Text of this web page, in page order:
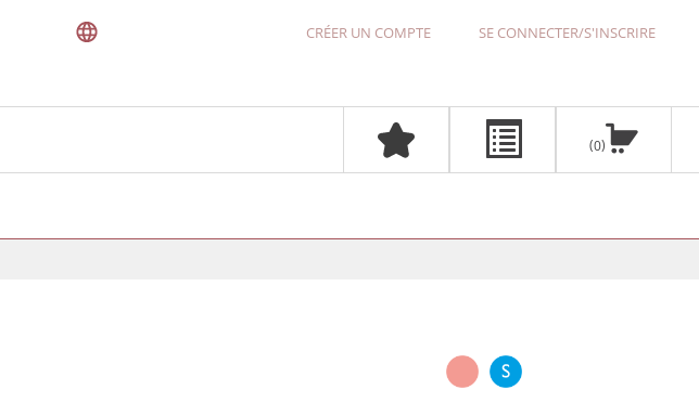
CRÉER UN COMPTE SE CONNECTER/S'INSCRIRE
0